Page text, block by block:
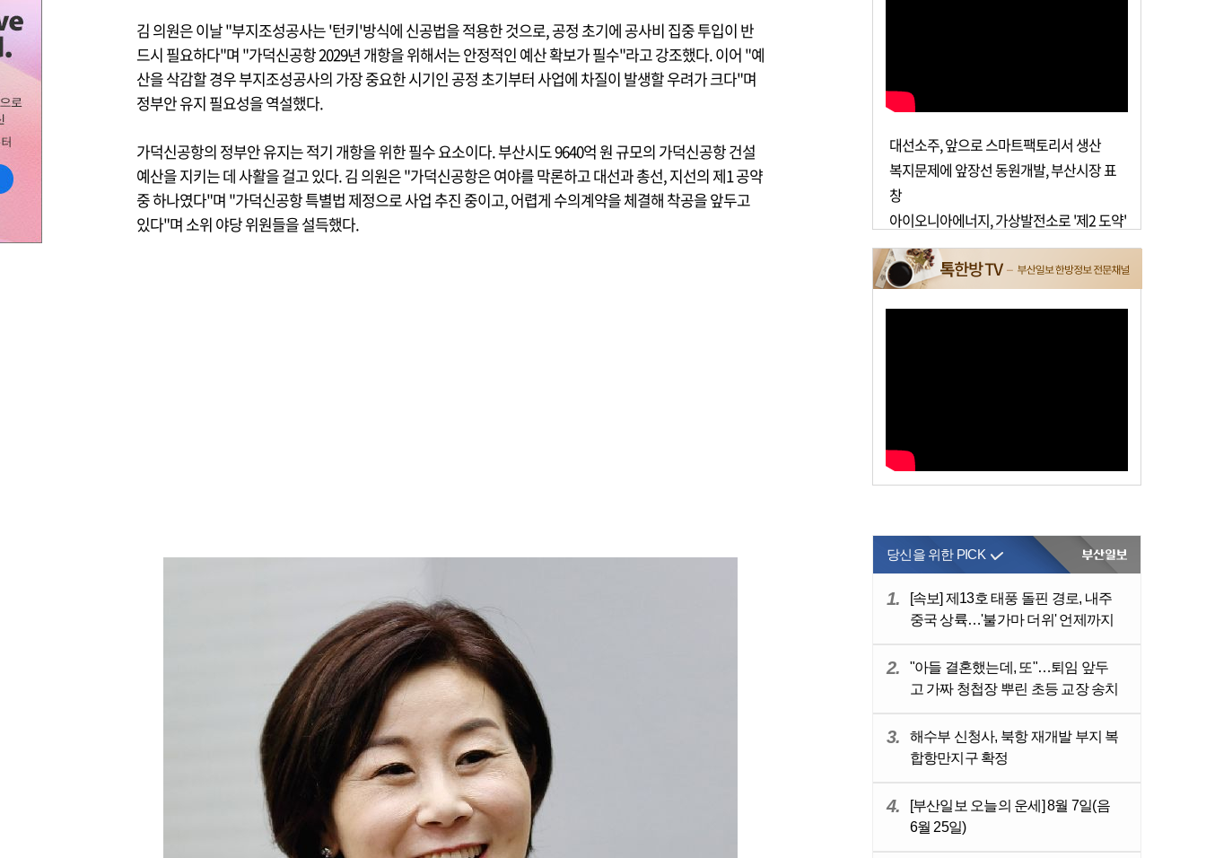
김 의원은 이날 "부지조성공사는 '턴키'방식에 신공법을 적용한 것으로, 공정 초기에 공사비 집중 투입이 반
드시 필요하다"며 "가덕신공항 2029년 개항을 위해서는 안정적인 예산 확보가 필수"라고 강조했다. 이어 "예
산을 삭감할 경우 부지조성공사의 가장 중요한 시기인 공정 초기부터 사업에 차질이 발생할 우려가 크다"며
정부안 유지 필요성을 역설했다.
가덕신공항의 정부안 유지는 적기 개항을 위한 필수 요소이다. 부산시도 9640억 원 규모의 가덕신공항 건설
예산을 지키는 데 사활을 걸고 있다. 김 의원은 "가덕신공항은 여야를 막론하고 대선과 총선, 지선의 제1 공약
중 하나였다"며 "가덕신공항 특별법 제정으로 사업 추진 중이고, 어렵게 수의계약을 체결해 착공을 앞두고
있다"며 소위 야당 위원들을 설득했다.
대선소주, 앞으로 스마트팩토리서 생산
복지문제에 앞장선 동원개발, 부산시장 표
창
아이오니아에너지, 가상발전소로 '제2 도약'